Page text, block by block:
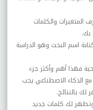
المتغيرات والكلمات
بك.
اسم البحث وهو الدراسة
فهذا أهم وأكثر جزء
مع الذكاء الاصطناعي يجب
بالنتائج.
لك كلمات جديد